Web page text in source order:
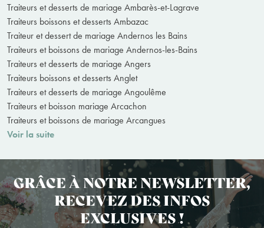
Traiteurs et desserts de mariage Ambarès-et-Lagrave
Traiteurs boissons et desserts Ambazac
Traiteur et dessert de mariage Andernos les Bains
Traiteurs et boissons de mariage Andernos-les-Bains
Traiteurs et desserts de mariage Angers
Traiteurs boissons et desserts Anglet
Traiteurs et desserts de mariage Angoulême
Traiteurs et boisson mariage Arcachon
Traiteurs et boissons de mariage Arcangues
Voir la suite
GRÂCE À NOTRE NEWSLETTER,
RECEVEZ DES INFOS
EXCLUSIVES !